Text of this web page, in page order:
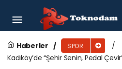
Haberler SPOR
Kadıköy’de “Şehir Senin, Pedal
Milas Belediyesi’nden
Kursu